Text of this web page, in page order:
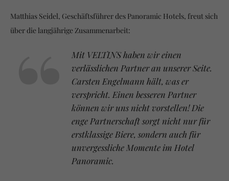
Matthias Seidel, Geschäftsführer des Panoramic Hotels, freut sich
über die langjährige Zusammenarbeit:
Mit VELTINS haben wir einen
verlässlichen Partner an unserer Seite.
Carsten Engelmann hält, was er
verspricht. Einen besseren Partner
können wir uns nicht vorstellen! Die
enge Partnerschaft sorgt nicht nur für
erstklassige Biere, sondern auch für
unvergessliche Momente im Hotel
Panoramic.